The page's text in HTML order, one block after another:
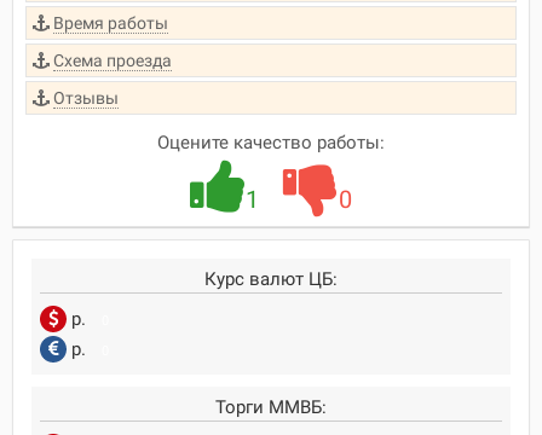
Время работы
Схема проезда
Отзывы
Оцените качество работы:
1 0
Курс валют ЦБ:
р.
р.
Торги ММВБ: